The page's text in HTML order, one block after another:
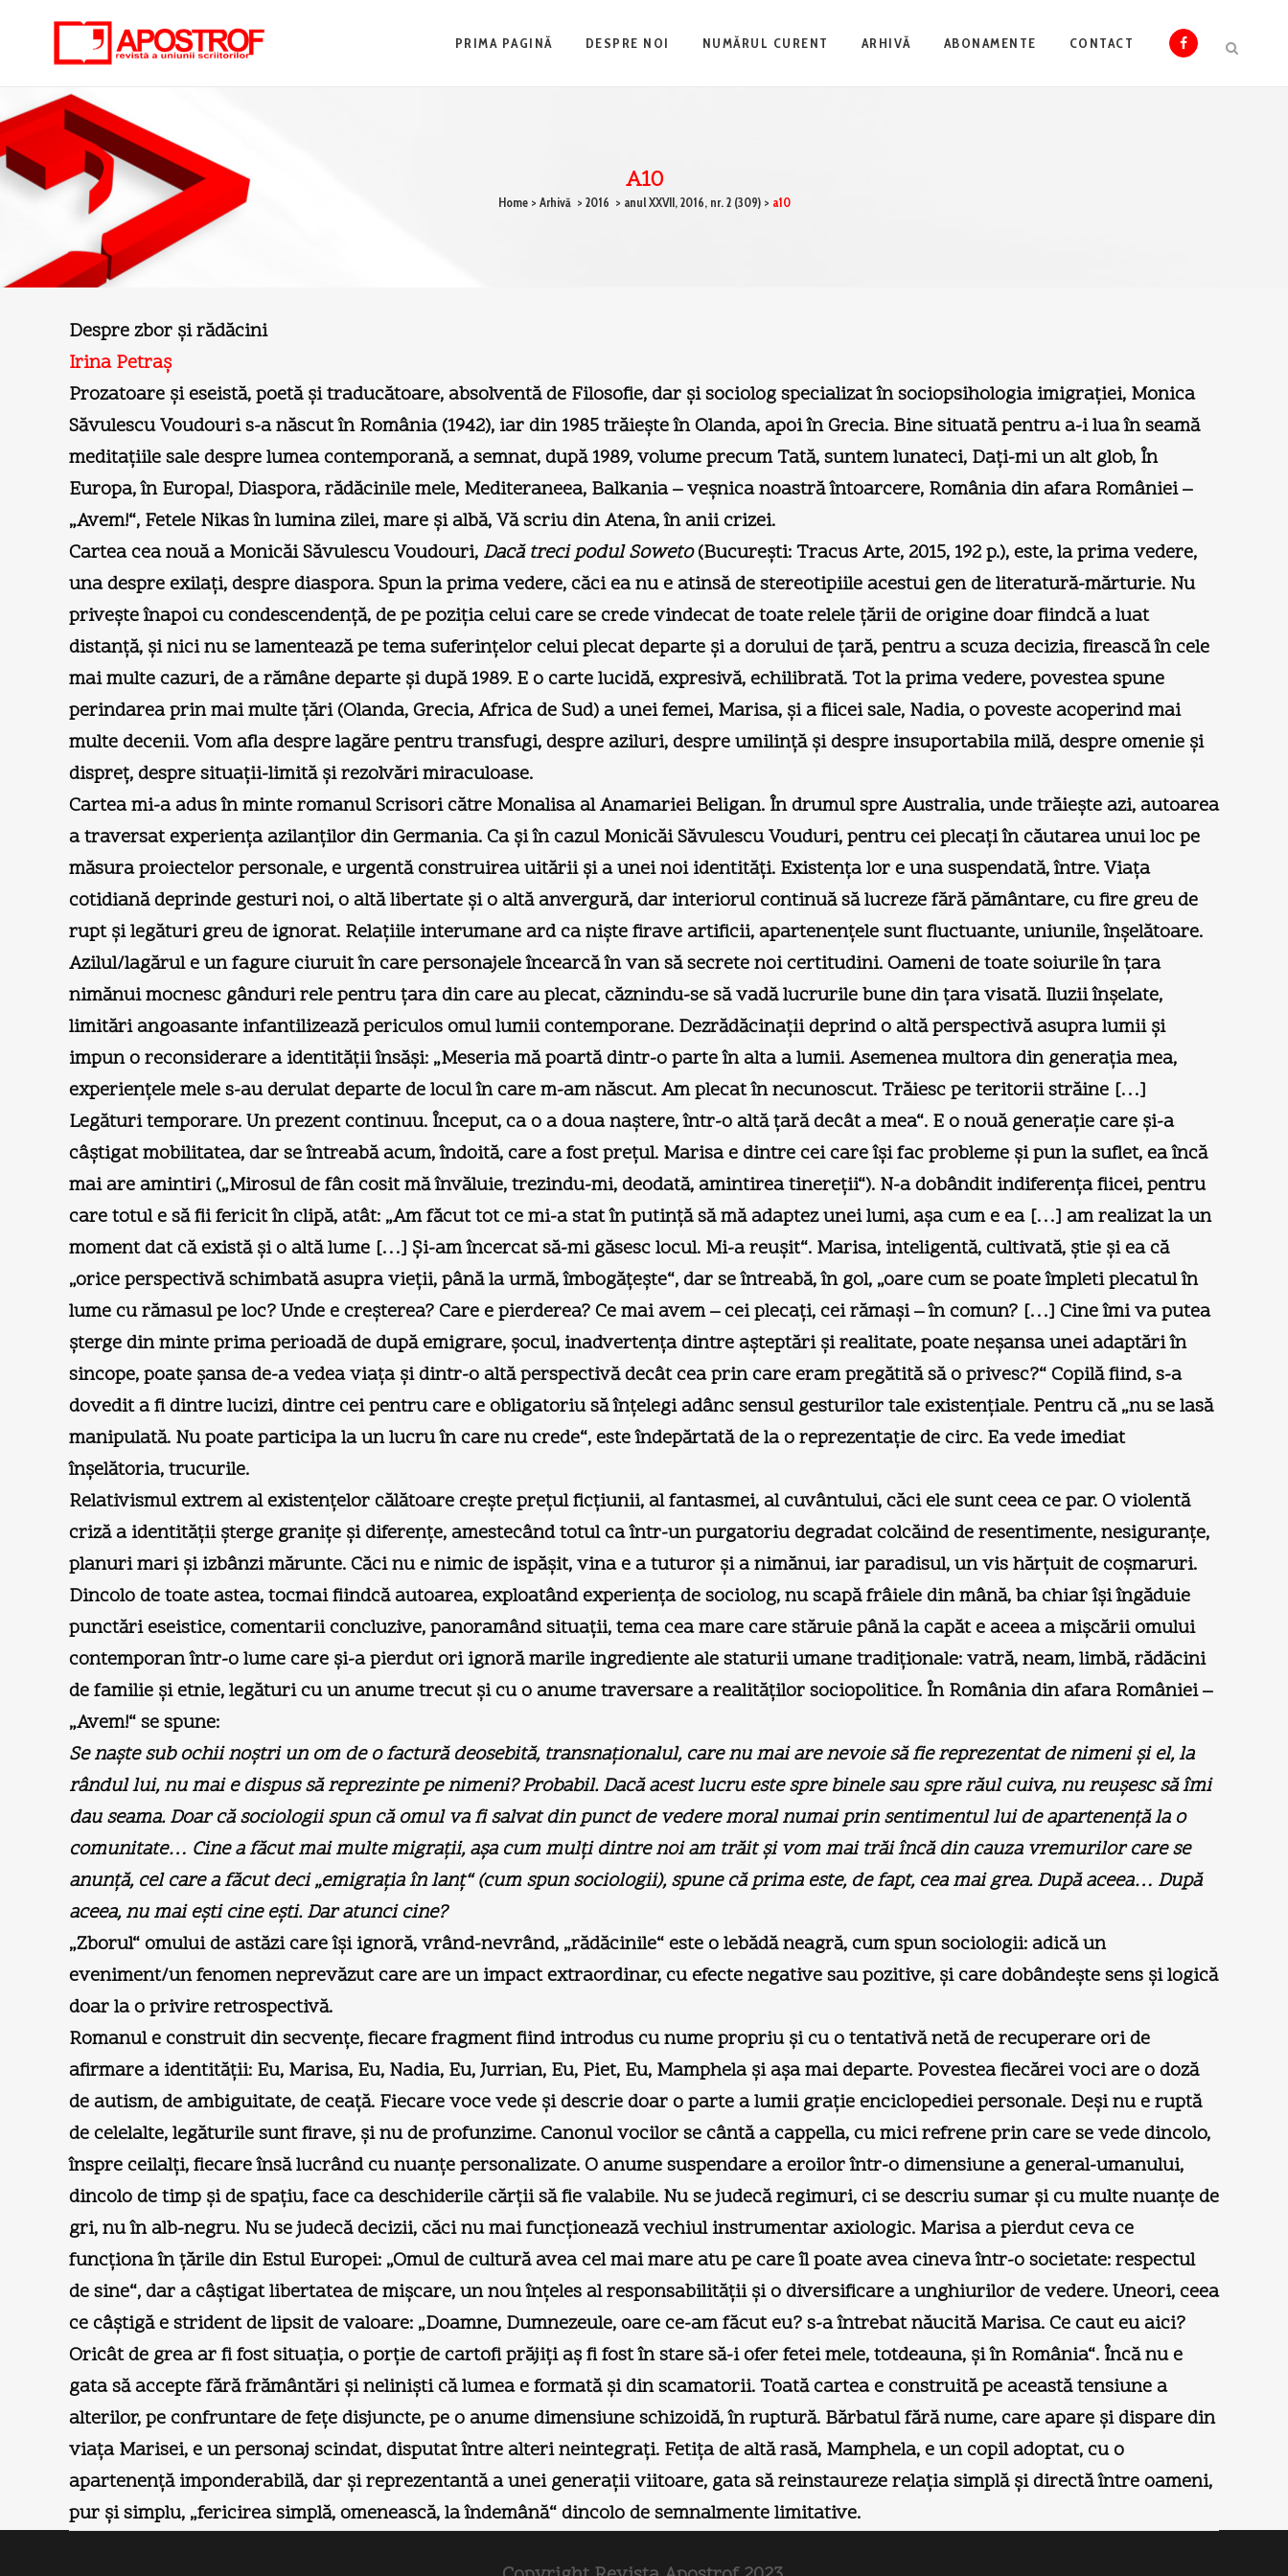
PRIMA PAGINĂ DESPRE NOI NUMĂRUL CURENT ARHIVĂ ABONAMENTE CONTACT
A10
Home> Arhivă > 2016 > anul XXVII, 2016, nr. 2 (309)> a10
Despre zbor şi rădăcini
Irina Petraş
Prozatoare şi eseistă, poetă şi traducătoare, absolventă de Filosofie, dar şi sociolog specializat în sociopsihologia imigraţiei, Monica
Săvulescu Voudouri s-a născut în România (1942), iar din 1985 trăieşte în Olanda, apoi în Grecia. Bine situată pentru a-i lua în seamă
meditaţiile sale despre lumea contemporană, a semnat, după 1989, volume precum Tată, suntem lunateci, Daţi-mi un alt glob, În
Europa, în Europa!, Diaspora, rădăcinile mele, Mediteraneea, Balkania – veşnica noastră întoarcere, România din afara României –
„Avem!“, Fetele Nikas în lumina zilei, mare şi albă, Vă scriu din Atena, în anii crizei.
Cartea cea nouă a Monicăi Săvulescu Voudouri, Dacă treci podul Soweto(Bucureşti: Tracus Arte, 2015, 192 p.), este, la prima vedere,
una despre exilaţi, despre diaspora. Spun la prima vedere, căci ea nu e atinsă de stereotipiile acestui gen de literatură-mărturie. Nu
priveşte înapoi cu condescendenţă, de pe poziţia celui care se crede vindecat de toate relele ţării de origine doar fiindcă a luat
distanţă, şi nici nu se lamentează pe tema suferinţelor celui plecat departe şi a dorului de ţară, pentru a scuza decizia, firească în cele
mai multe cazuri, de a rămâne departe şi după 1989. E o carte lucidă, expresivă, echilibrată. Tot la prima vedere, povestea spune
perindarea prin mai multe ţări (Olanda, Grecia, Africa de Sud) a unei femei, Marisa, şi a fiicei sale, Nadia, o poveste acoperind mai
multe decenii. Vom afla despre lagăre pentru transfugi, despre aziluri, despre umilinţă şi despre insuportabila milă, despre omenie şi
dispreţ, despre situaţii-limită şi rezolvări miraculoase.
Cartea mi-a adus în minte romanul Scrisori către Monalisa al Anamariei Beligan. În drumul spre Australia, unde trăieşte azi, autoarea
a traversat experienţa azilanţilor din Germania. Ca şi în cazul Monicăi Săvulescu Vouduri, pentru cei plecaţi în căutarea unui loc pe
măsura proiectelor personale, e urgentă construirea uitării şi a unei noi identităţi. Existenţa lor e una suspendată, între. Viaţa
cotidiană deprinde gesturi noi, o altă libertate şi o altă anvergură, dar interiorul continuă să lucreze fără pământare, cu fire greu de
rupt şi legături greu de ignorat. Relaţiile interumane ard ca nişte firave artificii, apartenenţele sunt fluctuante, uniunile, înşelătoare.
Azilul/lagărul e un fagure ciuruit în care personajele încearcă în van să secrete noi certitudini. Oameni de toate soiurile în ţara
nimănui mocnesc gânduri rele pentru ţara din care au plecat, căznindu-se să vadă lucrurile bune din ţara visată. Iluzii înşelate,
limitări angoasante infantilizează periculos omul lumii contemporane. Dezrădăcinaţii deprind o altă perspectivă asupra lumii şi
impun o reconsiderare a identităţii însăşi: „Meseria mă poartă dintr-o parte în alta a lumii. Asemenea multora din generaţia mea,
experienţele mele s-au derulat departe de locul în care m-am născut. Am plecat în necunoscut. Trăiesc pe teritorii străine […]
Legături temporare. Un prezent continuu. Început, ca o a doua naştere, într-o altă ţară decât a mea“. E o nouă generaţie care şi-a
câştigat mobilitatea, dar se întreabă acum, îndoită, care a fost preţul. Marisa e dintre cei care îşi fac probleme şi pun la suflet, ea încă
mai are amintiri („Mirosul de fân cosit mă învăluie, trezindu-mi, deodată, amintirea tinereţii“). N-a dobândit indiferenţa fiicei, pentru
care totul e să fii fericit în clipă, atât: „Am făcut tot ce mi-a stat în putinţă să mă adaptez unei lumi, aşa cum e ea […] am realizat la un
moment dat că există şi o altă lume […] Şi-am încercat să-mi găsesc locul. Mi-a reuşit“. Marisa, inteligentă, cultivată, ştie şi ea că
„orice perspectivă schimbată asupra vieţii, până la urmă, îmbogăţeşte“, dar se întreabă, în gol, „oare cum se poate împleti plecatul în
lume cu rămasul pe loc? Unde e creşterea? Care e pierderea? Ce mai avem – cei plecaţi, cei rămaşi – în comun? […] Cine îmi va putea
şterge din minte prima perioadă de după emigrare, şocul, inadvertenţa dintre aşteptări şi realitate, poate neşansa unei adaptări în
sincope, poate şansa de-a vedea viaţa şi dintr-o altă perspectivă decât cea prin care eram pregătită să o privesc?“ Copilă fiind, s-a
dovedit a fi dintre lucizi, dintre cei pentru care e obligatoriu să înţelegi adânc sensul gesturilor tale existenţiale. Pentru că „nu se lasă
manipulată. Nu poate participa la un lucru în care nu crede“, este îndepărtată de la o reprezentaţie de circ. Ea vede imediat
înşelătoria, trucurile.
Relativismul extrem al existenţelor călătoare creşte preţul ficţiunii, al fantasmei, al cuvântului, căci ele sunt ceea ce par. O violentă
criză a identităţii şterge graniţe şi diferenţe, amestecând totul ca într-un purgatoriu degradat colcăind de resentimente, nesiguranţe,
planuri mari şi izbânzi mărunte. Căci nu e nimic de ispăşit, vina e a tuturor şi a nimănui, iar paradisul, un vis hărţuit de coşmaruri.
Dincolo de toate astea, tocmai fiindcă autoarea, exploatând experienţa de sociolog, nu scapă frâiele din mână, ba chiar îşi îngăduie
punctări eseistice, comentarii concluzive, panoramând situaţii, tema cea mare care stăruie până la capăt e aceea a mişcării omului
contemporan într-o lume care şi-a pierdut ori ignoră marile ingrediente ale staturii umane tradiţionale: vatră, neam, limbă, rădăcini
de familie şi etnie, legături cu un anume trecut şi cu o anume traversare a realităţilor sociopolitice. În România din afara României –
„Avem!“ se spune:
Se naşte sub ochii noştri un om de o factură deosebită, transnaţionalul, care nu mai are nevoie să fie reprezentat de nimeni şi el, la
rândul lui, nu mai e dispus să reprezinte pe nimeni? Probabil. Dacă acest lucru este spre binele sau spre răul cuiva, nu reuşesc să îmi
dau seama. Doar că sociologii spun că omul va fi salvat din punct de vedere moral numai prin sentimentul lui de apartenenţă la o
comunitate… Cine a făcut mai multe migraţii, aşa cum mulţi dintre noi am trăit şi vom mai trăi încă din cauza vremurilor care se
anunţă, cel care a făcut deci „emigraţia în lanţ“ (cum spun sociologii), spune că prima este, de fapt, cea mai grea. După aceea… După
aceea, nu mai eşti cine eşti. Dar atunci cine?
„Zborul“ omului de astăzi care îşi ignoră, vrând-nevrând, „rădăcinile“ este o lebădă neagră, cum spun sociologii: adică un
eveniment/un fenomen neprevăzut care are un impact extraordinar, cu efecte negative sau pozitive, şi care dobândeşte sens şi logică
doar la o privire retrospectivă.
Romanul e construit din secvenţe, fiecare fragment fiind introdus cu nume propriu şi cu o tentativă netă de recuperare ori de
afirmare a identităţii: Eu, Marisa, Eu, Nadia, Eu, Jurrian, Eu, Piet, Eu, Mamphela şi aşa mai departe. Povestea fiecărei voci are o doză
de autism, de ambiguitate, de ceaţă. Fiecare voce vede şi descrie doar o parte a lumii graţie enciclopediei personale. Deşi nu e ruptă
de celelalte, legăturile sunt firave, şi nu de profunzime. Canonul vocilor se cântă a cappella, cu mici refrene prin care se vede dincolo,
înspre ceilalţi, fiecare însă lucrând cu nuanţe personalizate. O anume suspendare a eroilor într-o dimensiune a general-umanului,
dincolo de timp şi de spaţiu, face ca deschiderile cărţii să fie valabile. Nu se judecă regimuri, ci se descriu sumar şi cu multe nuanţe de
gri, nu în alb-negru. Nu se judecă decizii, căci nu mai funcţionează vechiul instrumentar axiologic. Marisa a pierdut ceva ce
funcţiona în ţările din Estul Europei: „Omul de cultură avea cel mai mare atu pe care îl poate avea cineva într-o societate: respectul
de sine“, dar a câştigat libertatea de mişcare, un nou înţeles al responsabilităţii şi o diversificare a unghiurilor de vedere. Uneori, ceea
ce câştigă e strident de lipsit de valoare: „Doamne, Dumnezeule, oare ce-am făcut eu? s-a întrebat năucită Marisa. Ce caut eu aici?
Oricât de grea ar fi fost situaţia, o porţie de cartofi prăjiţi aş fi fost în stare să-i ofer fetei mele, totdeauna, şi în România“. Încă nu e
gata să accepte fără frământări şi nelinişti că lumea e formată şi din scamatorii. Toată cartea e construită pe această tensiune a
alterilor, pe confruntare de feţe disjuncte, pe o anume dimensiune schizoidă, în ruptură. Bărbatul fără nume, care apare şi dispare din
viaţa Marisei, e un personaj scindat, disputat între alteri neintegraţi. Fetiţa de altă rasă, Mamphela, e un copil adoptat, cu o
apartenenţă imponderabilă, dar şi reprezentantă a unei generaţii viitoare, gata să reinstaureze relaţia simplă şi directă între oameni,
pur şi simplu, „fericirea simplă, omenească, la îndemână“ dincolo de semnalmente limitative.